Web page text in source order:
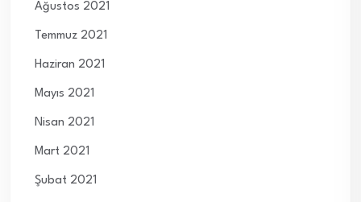
Ağustos 2021
Temmuz 2021
Haziran 2021
Mayıs 2021
Nisan 2021
Mart 2021
Şubat 2021